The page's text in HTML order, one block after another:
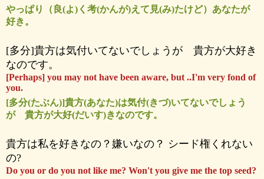
やっぱり（良(よ)く考(かんが)えて見(み)たけど）あなたが
好き。
[多分]貴方は気付いてないでしょうが 貴方が大好き
なのです。
[Perhaps] you may not have been aware, but ..I'm very fond of
you.
[多分(たぶん)]貴方(あなた)は気付(きづ)いてないでしょう
が 貴方が大好(だいす)きなのです。
貴方は私を好きなの？嫌いなの？ シード権くれない
の?
Do you or do you not like me? Won't you give me the top seed?